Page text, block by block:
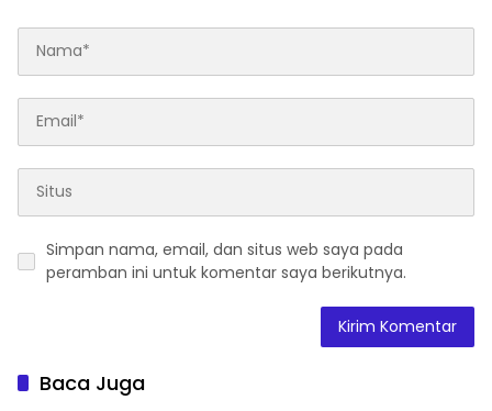
Simpan nama, email, dan situs web saya pada
peramban ini untuk komentar saya berikutnya.
Baca Juga